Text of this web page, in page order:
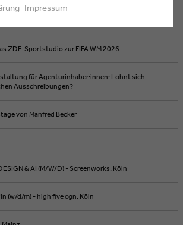
Fotografie einer prägenden Ära
ZDF-Sportstudio zur FIFA WM 2026
für Agenturinhaber:innen: Lohnt sich
Ausschreibungen?
von Manfred Becker
& AI (M/W/D) - Screenworks, Köln
(w/d/m) - high five cgn, Köln
Impressum